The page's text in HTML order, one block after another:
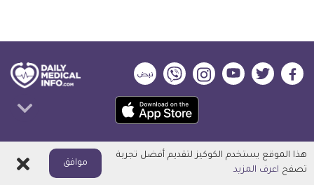
ديلي
فيسبوك
ديلي
تويتر
ديلي
ميديكال
يوتيوب
ديلي
ميديكال
انفو
انستجرام
ديلي
ميديكال
انفو
فايبر
ديلي
ميديكال
انفو
نبض
حمل
تطبيق
كل
يوم
ديلي ميديكال انفو
هذا الموقع يستخدم الكوكيز لتقديم أفضل تجربة
تصفح اعرف المزيد
موافق اغلاق